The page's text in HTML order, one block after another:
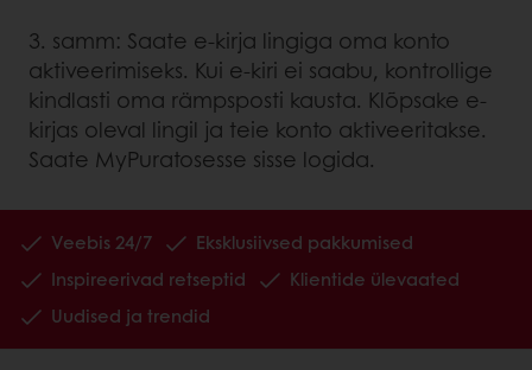
3. samm: Saate e-kirja lingiga oma konto
aktiveerimiseks. Kui e-kiri ei saabu, kontrollige
kindlasti oma rämpsposti kausta. Klõpsake e-
kirjas oleval lingil ja teie konto aktiveeritakse.
Saate MyPuratosesse sisse logida.
Veebis 24/7
Eksklusiivsed pakkumised
Inspireerivad retseptid
Klientide ülevaated
Uudised ja trendid